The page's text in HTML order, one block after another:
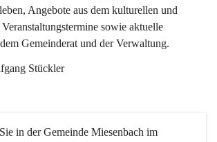
Angebote aus dem kulturellen und
sowie aktuelle
Gemeinderat und der Verwaltung.
Stückler
in der Gemeinde Miesenbach im